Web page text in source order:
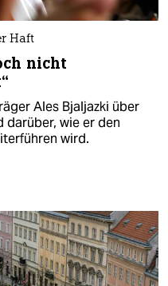
Haft
nicht
Ales Bjaljazki über
darüber, wie er den
wird.